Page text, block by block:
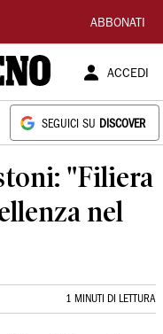
ABBONATI
ACCEDI
SEGUICI SU DISCOVER
"Filiera
nel
1 MINUTI DI LETTURA